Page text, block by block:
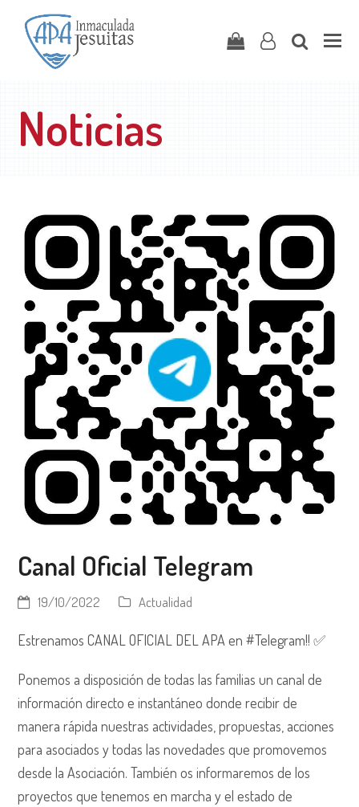
Carritouser-search
Noticias
Canal Oficial Telegram
19/10/2022 Actualidad
Estrenamos CANAL OFICIAL DEL APA en #Telegram!! ✅
Ponemos a disposición de todas las familias un canal de
información directo e instantáneo donde recibir de
manera rápida nuestras actividades, propuestas, acciones
para asociados y todas las novedades que promovemos
desde la Asociación. También os informaremos de los
proyectos que tenemos en marcha y el estado de